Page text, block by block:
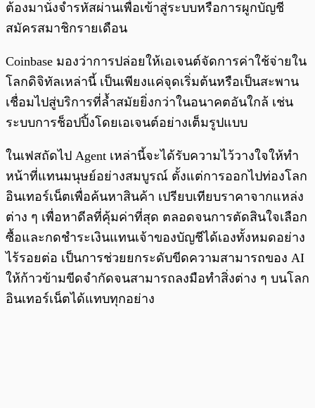
ต้องมานั่งจำรหัสผ่านเพื่อเข้าสู่ระบบหรือการผูกบัญชี
สมัครสมาชิกรายเดือน
Coinbase มองว่าการปล่อยให้เอเจนต์จัดการค่าใช้จ่ายใน
โลกดิจิทัลเหล่านี้ เป็นเพียงแค่จุดเริ่มต้นหรือเป็นสะพาน
เชื่อมไปสู่บริการที่ล้ำสมัยยิ่งกว่าในอนาคตอันใกล้ เช่น
ระบบการช็อปปิ้งโดยเอเจนต์อย่างเต็มรูปแบบ
ในเฟสถัดไป Agent เหล่านี้จะได้รับความไว้วางใจให้ทำ
หน้าที่แทนมนุษย์อย่างสมบูรณ์ ตั้งแต่การออกไปท่องโลก
อินเทอร์เน็ตเพื่อค้นหาสินค้า เปรียบเทียบราคาจากแหล่ง
ต่าง ๆ เพื่อหาดีลที่คุ้มค่าที่สุด ตลอดจนการตัดสินใจเลือก
ซื้อและกดชำระเงินแทนเจ้าของบัญชีได้เองทั้งหมดอย่าง
ไร้รอยต่อ เป็นการช่วยยกระดับขีดความสามารถของ AI
ให้ก้าวข้ามขีดจำกัดจนสามารถลงมือทำสิ่งต่าง ๆ บนโลก
อินเทอร์เน็ตได้แทบทุกอย่าง